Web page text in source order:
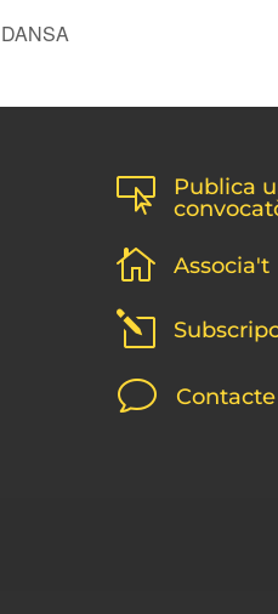

Publica
 Associa't
l
v Contacte